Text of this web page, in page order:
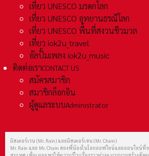
เที่ยว UNESCO มรดกโลก
เที่ยว UNESCO อุทยานธรณีโลก
เที่ยว UNESCO พื้นที่สงวนชีวมวล
เที่ยว iok2u_travel
อัลปั้มเพลง iok2u_music
ติดต่อเราCONTACT US
สมัครสมาชิก
สมาชิกล็อกอิน
ผู้ดูแลระบบAdministrator
มิสเตอร์เรน (Mr. Rain) และมิสเตอร์เชน (Mr. Chain)
Mr. Rain และ Mr. Chain สองพี่น้องในโลกออฟไลน์และออนไลน์ที่